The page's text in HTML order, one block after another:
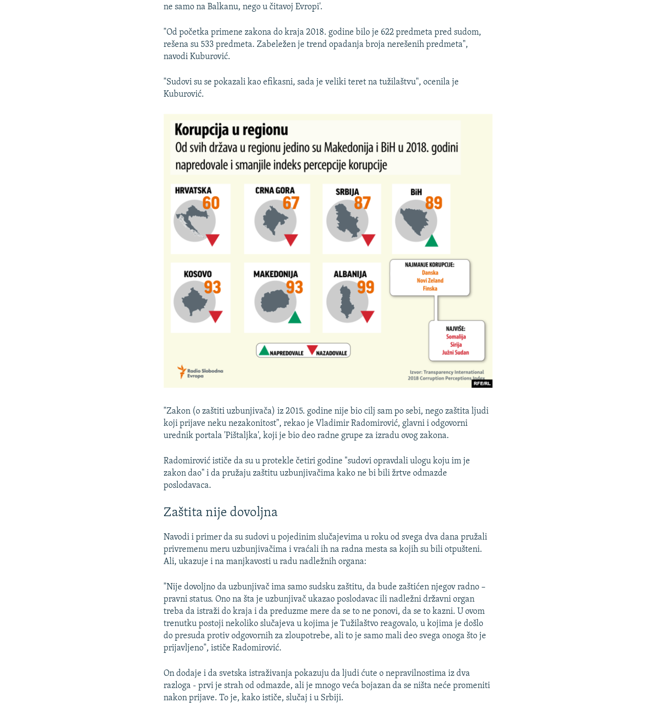
ne samo na Balkanu, nego u čitavoj Evropi'.
"Od početka primene zakona do kraja 2018. godine bilo je 622 predmeta pred sudom,
rešena su 533 predmeta. Zabeležen je trend opadanja broja nerešenih predmeta",
navodi Kuburović.
"Sudovi su se pokazali kao efikasni, sada je veliki teret na tužilaštvu", ocenila je
Kuburović.
"Zakon (o zaštiti uzbunjivača) iz 2015. godine nije bio cilj sam po sebi, nego zaštita ljudi
koji prijave neku nezakonitost", rekao je Vladimir Radomirović, glavni i odgovorni
urednik portala 'Pištaljka', koji je bio deo radne grupe za izradu ovog zakona.
Radomirović ističe da su u protekle četiri godine "sudovi opravdali ulogu koju im je
zakon dao" i da pružaju zaštitu uzbunjivačima kako ne bi bili žrtve odmazde
poslodavaca.
Zaštita nije dovoljna
Navodi i primer da su sudovi u pojedinim slučajevima u roku od svega dva dana pružali
privremenu meru uzbunjivačima i vraćali ih na radna mesta sa kojih su bili otpušteni.
Ali, ukazuje i na manjkavosti u radu nadležnih organa:
"Nije dovoljno da uzbunjivač ima samo sudsku zaštitu, da bude zaštićen njegov radno –
pravni status. Ono na šta je uzbunjivač ukazao poslodavac ili nadležni državni organ
treba da istraži do kraja i da preduzme mere da se to ne ponovi, da se to kazni. U ovom
trenutku postoji nekoliko slučajeva u kojima je Tužilaštvo reagovalo, u kojima je došlo
do presuda protiv odgovornih za zloupotrebe, ali to je samo mali deo svega onoga što je
prijavljeno", ističe Radomirović.
On dodaje i da svetska istraživanja pokazuju da ljudi ćute o nepravilnostima iz dva
razloga - prvi je strah od odmazde, ali je mnogo veća bojazan da se ništa neće promeniti
nakon prijave. To je, kako ističe, slučaj i u Srbiji.